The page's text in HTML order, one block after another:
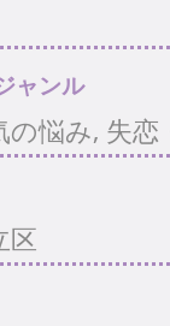
ャンル
の悩み, 失
区